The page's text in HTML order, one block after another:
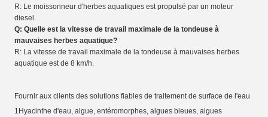
R: Le moissonneur d'herbes aquatiques est propulsé par un moteur
diesel.
Q: Quelle est la vitesse de travail maximale de la tondeuse à
mauvaises herbes aquatique?
R: La vitesse de travail maximale de la tondeuse à mauvaises herbes
aquatique est de 8 km/h.
Fournir aux clients des solutions fiables de traitement de surface de l'eau
1Hyacinthe d'eau, algue, entéromorphes, algues bleues, algues